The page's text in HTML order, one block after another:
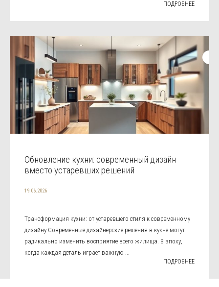
ПОДРОБНЕЕ
Обновление кухни: современный дизайн
вместо устаревших решений
19.06.2026
Трансформация кухни: от устаревшего стиля к современному
дизайну Современные дизайнерские решения в кухне могут
радикально изменить восприятие всего жилища. В эпоху,
когда каждая деталь играет важную ...
ПОДРОБНЕЕ